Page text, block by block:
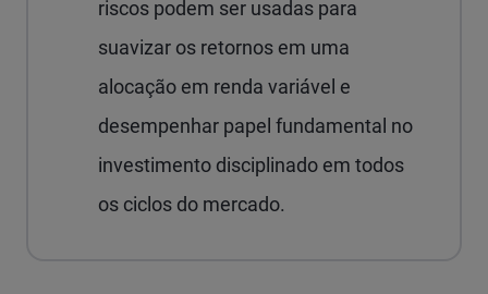
riscos podem ser usadas para
suavizar os retornos em uma
alocação em renda variável e
desempenhar papel fundamental no
investimento disciplinado em todos
os ciclos do mercado.